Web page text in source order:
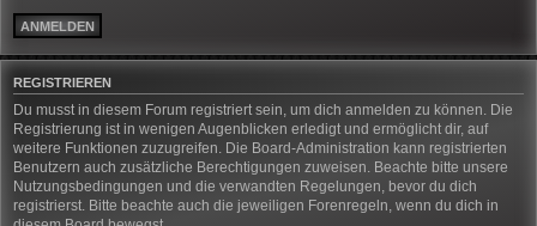
REGISTRIEREN
Du musst in diesem Forum registriert sein, um dich anmelden zu können. Die
Registrierung ist in wenigen Augenblicken erledigt und ermöglicht dir, auf
weitere Funktionen zuzugreifen. Die Board-Administration kann registrierten
Benutzern auch zusätzliche Berechtigungen zuweisen. Beachte bitte unsere
Nutzungsbedingungen und die verwandten Regelungen, bevor du dich
registrierst. Bitte beachte auch die jeweiligen Forenregeln, wenn du dich in